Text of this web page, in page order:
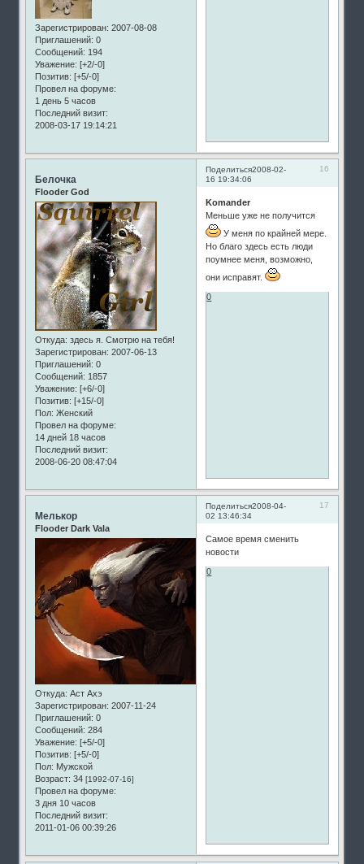
Зарегистрирован: 2007-08-08
Приглашений: 0
Сообщений: 194
Уважение: [+2/-0]
Позитив: [+5/-0]
Провел на форуме:
1 день 5 часов
Последний визит:
2008-03-17 19:14:21
Поделиться 16
2008-02-
16 19:34:06
Белочка
Flooder God
Откуда: здесь я. Смотрю на тебя!
Зарегистрирован: 2007-06-13
Приглашений: 0
Сообщений: 1857
Уважение: [+6/-0]
Позитив: [+15/-0]
Пол: Женский
Провел на форуме:
14 дней 18 часов
Последний визит:
2008-06-20 08:47:04
Komander
Меньше уже не получится
У меня по крайней мере.
Но благо здесь есть люди
поумнее меня, возможно,
они исправят.
0
Поделиться 17
2008-04-
02 13:46:34
Мелькор
Flooder Dark Vala
Откуда: Аст Ахэ
Зарегистрирован: 2007-11-24
Приглашений: 0
Сообщений: 284
Уважение: [+5/-0]
Позитив: [+5/-0]
Пол: Мужской
Возраст: 34[1992-07-16]
Провел на форуме:
3 дня 10 часов
Последний визит:
2011-01-06 00:39:26
Самое время сменить
новости
0